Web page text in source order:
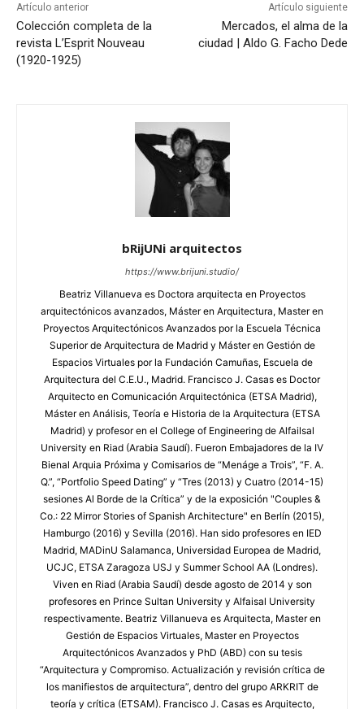
Artículo anterior
Colección completa de la
revista L’Esprit Nouveau
(1920-1925)
Artículo siguiente
Mercados, el alma de la
ciudad | Aldo G. Facho Dede
bRijUNi arquitectos
https://www.brijuni.studio/
Beatriz Villanueva es Doctora arquitecta en Proyectos
arquitectónicos avanzados, Máster en Arquitectura, Master en
Proyectos Arquitectónicos Avanzados por la Escuela Técnica
Superior de Arquitectura de Madrid y Máster en Gestión de
Espacios Virtuales por la Fundación Camuñas, Escuela de
Arquitectura del C.E.U., Madrid. Francisco J. Casas es Doctor
Arquitecto en Comunicación Arquitectónica (ETSA Madrid),
Máster en Análisis, Teoría e Historia de la Arquitectura (ETSA
Madrid) y profesor en el College of Engineering de Alfailsal
University en Riad (Arabia Saudí). Fueron Embajadores de la IV
Bienal Arquia Próxima y Comisarios de “Menáge a Trois”, “F. A.
Q.”, “Portfolio Speed Dating” y “Tres (2013) y Cuatro (2014-15)
sesiones Al Borde de la Crítica” y de la exposición "Couples &
Co.: 22 Mirror Stories of Spanish Architecture" en Berlín (2015),
Hamburgo (2016) y Sevilla (2016). Han sido profesores en IED
Madrid, MADinU Salamanca, Universidad Europea de Madrid,
UCJC, ETSA Zaragoza USJ y Summer School AA (Londres).
Viven en Riad (Arabia Saudí) desde agosto de 2014 y son
profesores en Prince Sultan University y Alfaisal University
respectivamente. Beatriz Villanueva es Arquitecta, Master en
Gestión de Espacios Virtuales, Master en Proyectos
Arquitectónicos Avanzados y PhD (ABD) con su tesis
“Arquitectura y Compromiso. Actualización y revisión crítica de
los manifiestos de arquitectura”, dentro del grupo ARKRIT de
teoría y crítica (ETSAM). Francisco J. Casas es Arquitecto,